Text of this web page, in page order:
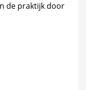
de praktijk door